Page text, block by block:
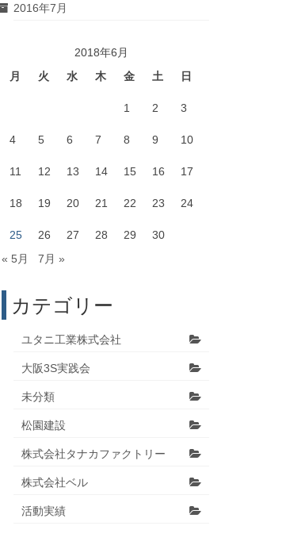
2016年7月
2018年6月
月
火 水 木 金 土 日
1 2 3
4 5 6 7 8 9 10
11 12 13 14 15 16 17
18 19 20 21 22 23 24
25 26 27 28 29
30
« 5月
7月 »
カテゴリー
ユタニ工業株式会社
大阪3S実践会
未分類
松園建設
株式会社タナカファクトリー
株式会社ベル
活動実績